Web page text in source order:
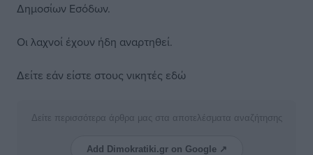
Δημοσίων Εσόδων.
Οι λαχνοί έχουν ήδη αναρτηθεί.
Δείτε εάν είστε στους νικητές εδώ
Δείτε περισσότερα άρθρα μας στα αποτελέσματα αναζήτησης
Add Dimokratiki.gr on Google ↗